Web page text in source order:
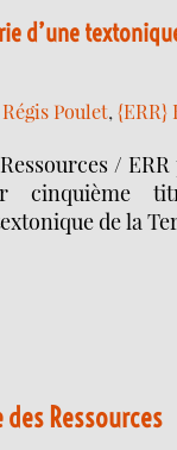
d’une
Régis Poulet,{ERR}
/
cinquième
de la
des Ressources